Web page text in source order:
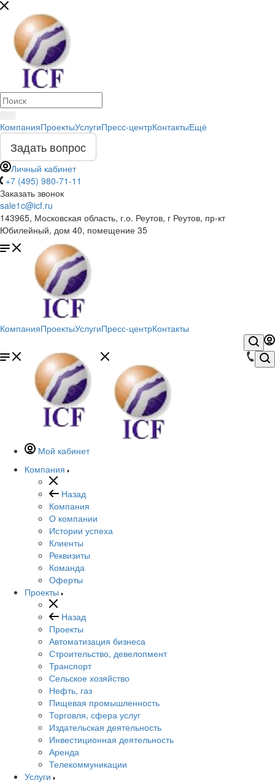
КомпанияПроектыУслугиПресс-центрКонтактыЕщё
Задать вопрос
Личный кабинет
+7 (495) 980-71-11
Заказать звонок
sale1c@icf.ru
143965, Московская область, г.о. Реутов, г Реутов, пр-кт
Юбилейный, дом 40, помещение 35
КомпанияПроектыУслугиПресс-центрКонтакты
Мой кабинет
Компания
Назад
Компания
О компании
Истории успеха
Клиенты
Реквизиты
Команда
Оферты
Проекты
Назад
Проекты
Автоматизация бизнеса
Строительство, девелопмент
Транспорт
Сельское хозяйство
Нефть, газ
Пищевая промышленность
Торговля, сфера услуг
Издательская деятельность
Инвестиционная деятельность
Аренда
Телекоммуникации
Услуги